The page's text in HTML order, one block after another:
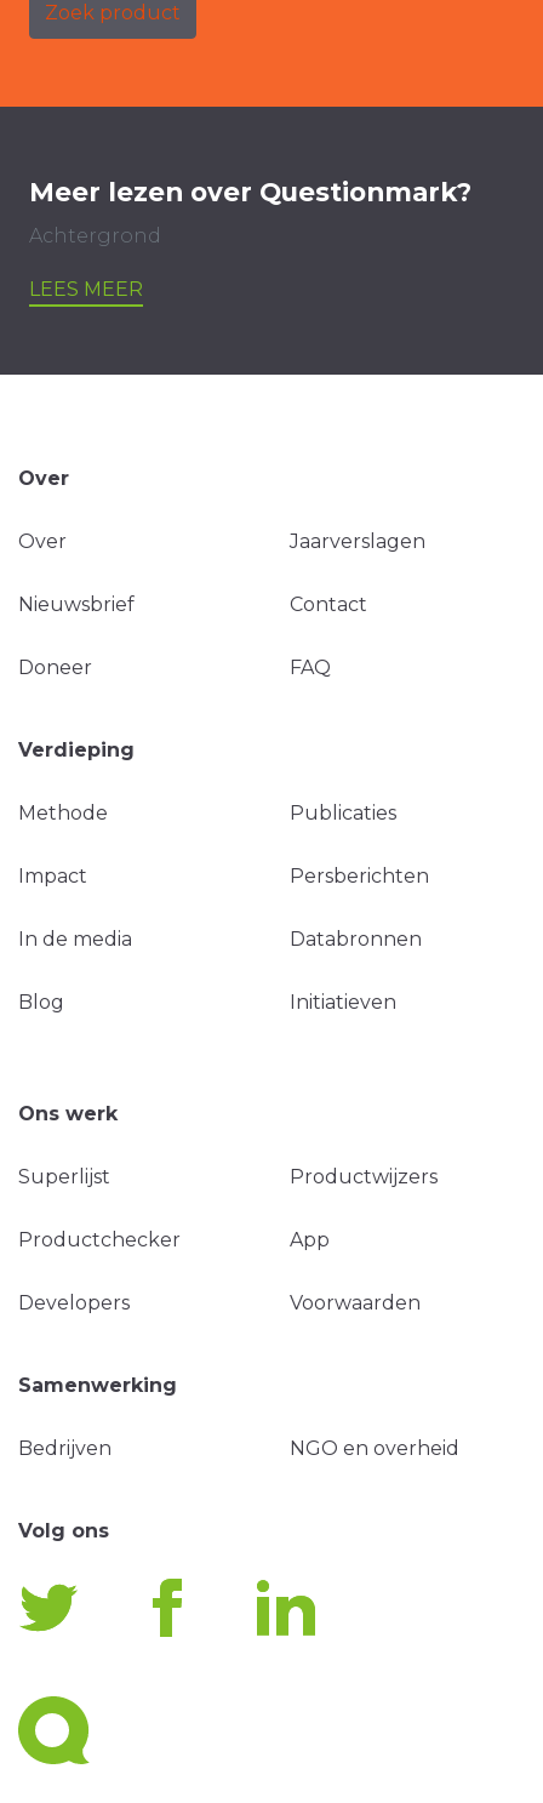
Zoek product
Meer lezen over Questionmark?
Achtergrond
LEES MEER
Over
Over Jaarverslagen
Nieuwsbrief Contact
Doneer FAQ
Verdieping
Methode Publicaties
Impact Persberichten
In de media Databronnen
Blog Initiatieven
Ons werk
Superlijst Productwijzers
Productchecker App
Developers Voorwaarden
Samenwerking
Bedrijven NGO en overheid
Volg ons